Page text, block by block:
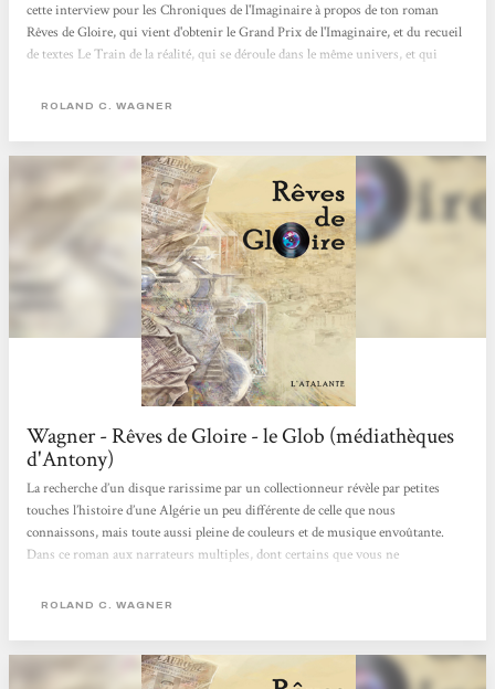
cette interview pour les Chroniques de l'Imaginaire à propos de ton roman
Rêves de Gloire, qui vient d'obtenir le Grand Prix de l'Imaginaire, et du recueil
de textes Le Train de la réalité, qui se déroule dans le même univers, et qui
important dans le paysage de la SF, et de l'uchronie, et dans ta carrière, puisque
ROLAND C. WAGNER
Wagner - Rêves de Gloire - le Glob (médiathèques
d'Antony)
La recherche d’un disque rarissime par un collectionneur révèle par petites
touches l’histoire d’une Algérie un peu différente de celle que nous
connaissons, mais toute aussi pleine de couleurs et de musique envoûtante.
Dans ce roman aux narrateurs multiples, dont certains que vous ne
général, une vision d'ensemble de l’Algérie imaginée par R. C. Wagner. Pas de
dans le présent ou le passé...
ROLAND C. WAGNER